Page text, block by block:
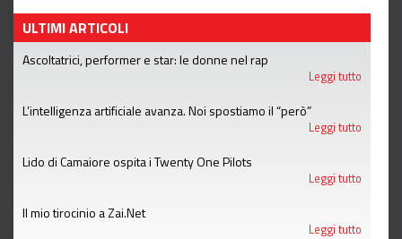
ULTIMI ARTICOLI
Ascoltatrici, performer e star: le donne nel rap
Leggi tutto
L’intelligenza artificiale avanza. Noi spostiamo il “però”
Leggi tutto
Lido di Camaiore ospita i Twenty One Pilots
Leggi tutto
Il mio tirocinio a Zai.Net
Leggi tutto